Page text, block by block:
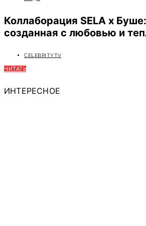
Коллаборация SELA x
созданная с любовью и
CELEBRITYTV
ЧИТАТЬ
ИНТЕРЕСНОЕ